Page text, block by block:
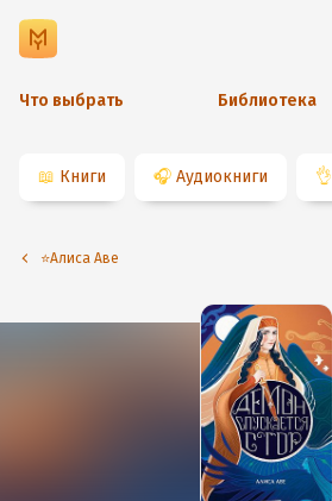
Что выбрать Библиотека
📖 Книги 🎧 Аудиокниги 👌
⭐️Алиса Аве